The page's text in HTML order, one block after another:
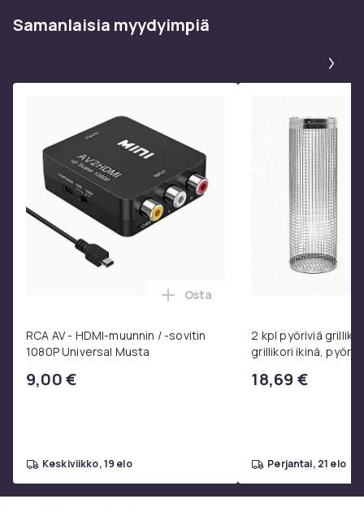
Samanlaisia ​​myydyimpiä
RCA AV - HDMI-muunnin / -sovitin
1080P Universal Musta
9,00 €
Lisää RCA AV - HDMI-
Osta
keskiviikko, 19 elo
2 kpl pyöriviä
grillikori ikinä,
valmistettu
18,69 €
perjantai, 21 elo